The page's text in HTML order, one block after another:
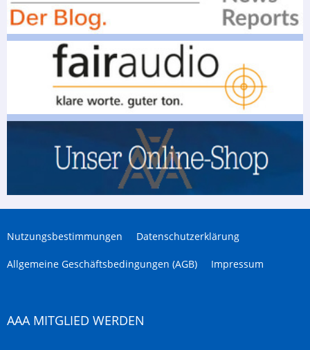
Nutzungsbestimmungen Datenschutzerklärung
Allgemeine Geschäftsbedingungen (AGB) Impressum
AAA MITGLIED WERDEN